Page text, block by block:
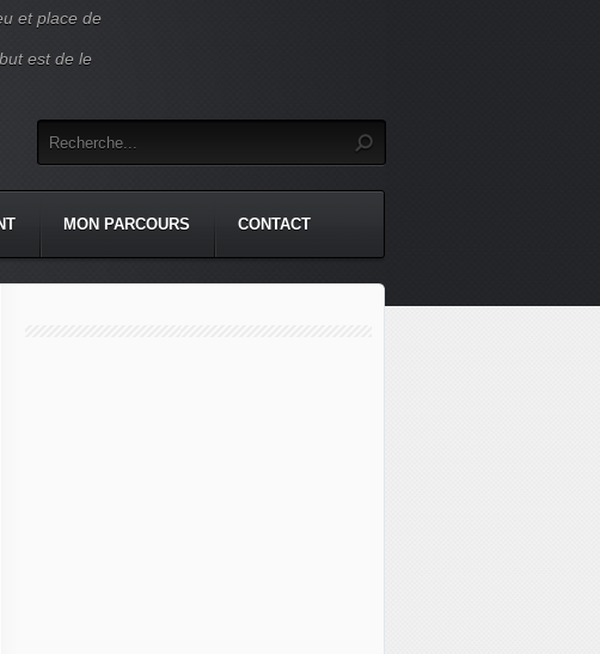
et place de
est de le
MON PARCOURS CONTACT